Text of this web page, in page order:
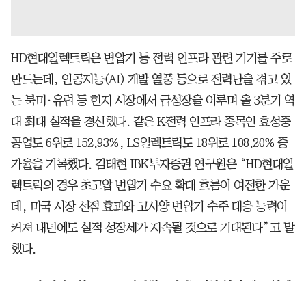
HD현대일렉트릭은 변압기 등 전력 인프라 관련 기기를 주로
만드는데, 인공지능(AI) 개발 열풍 등으로 전력난을 겪고 있
는 북미·유럽 등 현지 시장에서 급성장을 이루며 올 3분기 역
대 최대 실적을 경신했다. 같은 K전력 인프라 종목인 효성중
공업도 6위로 152.93%, LS일렉트릭도 18위로 108.20% 증
가율을 기록했다. 김태현 IBK투자증권 연구원은 “HD현대일
렉트릭의 경우 초고압 변압기 수요 확대 흐름이 여전한 가운
데, 미국 시장 선점 효과와 고사양 변압기 수주 대응 능력이
커져 내년에도 실적 성장세가 지속될 것으로 기대된다”고 말
했다.